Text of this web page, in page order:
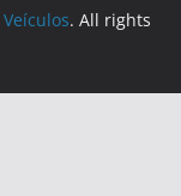
. All rights